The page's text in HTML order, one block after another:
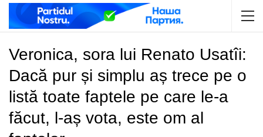
Veronica, sora lui Renato Usatîi:
Dacă pur și simplu aș trece pe o
listă toate faptele pe care le-a
făcut, l-aș vota, este om al